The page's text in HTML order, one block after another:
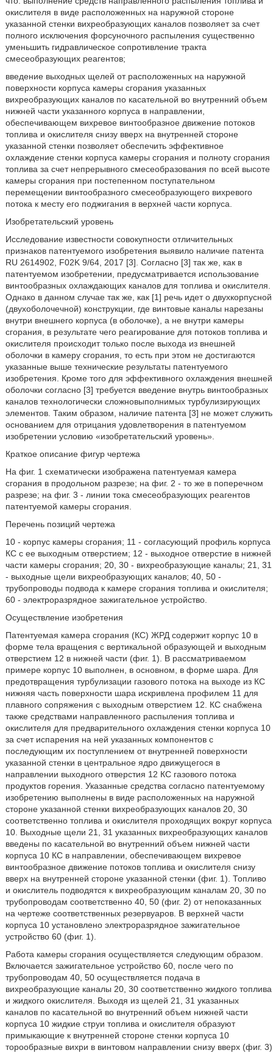
окислителя в виде расположенных на наружной стороне
указанной стенки вихреобразующих каналов позволяет за счет
полного исключения форсуночного распыления существенно
уменьшить гидравлическое сопротивление тракта
смесеобразующих реагентов;
введение выходных щелей от расположенных на наружной
поверхности корпуса камеры сгорания указанных
вихреобразующих каналов по касательной во внутренний объем
нижней части указанного корпуса в направлении,
обеспечивающем вихревое винтообразное движение потоков
топлива и окислителя снизу вверх на внутренней стороне
указанной стенки позволяет обеспечить эффективное
охлаждение стенки корпуса камеры сгорания и полноту сгорания
топлива за счет непрерывного смесеобразования по всей высоте
камеры сгорания при постепенном поступательном
перемещении винтообразного смесеобразующего вихревого
потока к месту его поджигания в верхней части корпуса.
Изобретательский уровень
Исследование известности совокупности отличительных
признаков патентуемого изобретения выявило наличие патента
RU 2614902, F02K 9/64, 2017 [3]. Согласно [3] так же, как в
патентуемом изобретении, предусматривается использование
винтообразных охлаждающих каналов для топлива и окислителя.
Однако в данном случае так же, как [1] речь идет о двухкорпусной
(двухоболочечной) конструкции, где винтовые каналы нарезаны
внутри внешнего корпуса (в оболочке), а не внутри камеры
сгорания, в результате чего реагирование для потоков топлива и
окислителя происходит только после выхода из внешней
оболочки в камеру сгорания, то есть при этом не достигаются
указанные выше технические результаты патентуемого
изобретения. Кроме того для эффективного охлаждения внешней
оболочки согласно [3] требуется введение внутрь винтообразных
каналов технологически сложновыполнимых турбулизирующих
элементов. Таким образом, наличие патента [3] не может служить
основанием для отрицания удовлетворения в патентуемом
изобретении условию «изобретательский уровень».
Краткое описание фигур чертежа
На фиг. 1 схематически изображена патентуемая камера
сгорания в продольном разрезе; на фиг. 2 - то же в поперечном
разрезе; на фиг. 3 - линии тока смесеобразующих реагентов
патентуемой камеры сгорания.
Перечень позиций чертежа
10 - корпус камеры сгорания; 11 - согласующий профиль корпуса
КС с ее выходным отверстием; 12 - выходное отверстие в нижней
части камеры сгорания; 20, 30 - вихреобразующие каналы; 21, 31
- выходные щели вихреобразующих каналов; 40, 50 -
трубопроводы подвода к камере сгорания топлива и окислителя;
60 - электроразрядное зажигательное устройство.
Осуществление изобретения
Патентуемая камера сгорания (КС) ЖРД содержит корпус 10 в
форме тела вращения с вертикальной образующей и выходным
отверстием 12 в нижней части (фиг. 1). В рассматриваемом
примере корпус 10 выполнен, в основном, в форме шара. Для
предотвращения турбулизации газового потока на выходе из КС
нижняя часть поверхности шара искривлена профилем 11 для
плавного сопряжения с выходным отверстием 12. КС снабжена
также средствами направленного распыления топлива и
окислителя для предварительного охлаждения стенки корпуса 10
за счет испарения на ней указанных компонентов с
последующим их поступлением от внутренней поверхности
указанной стенки в центральное ядро движущегося в
направлении выходного отверстия 12 КС газового потока
продуктов горения. Указанные средства согласно патентуемому
изобретению выполнены в виде расположенных на наружной
стороне указанной стенки вихреобразующих каналов 20, 30
соответственно топлива и окислителя проходящих вокруг корпуса
10. Выходные щели 21, 31 указанных вихреобразующих каналов
введены по касательной во внутренний объем нижней части
корпуса 10 КС в направлении, обеспечивающем вихревое
винтообразное движение потоков топлива и окислителя снизу
вверх на внутренней стороне указанной стенки (фиг. 1). Топливо
и окислитель подводятся к вихреобразующим каналам 20, 30 по
трубопроводам соответственно 40, 50 (фиг. 2) от непоказанных
на чертеже соответственных резервуаров. В верхней части
корпуса 10 установлено электроразрядное зажигательное
устройство 60 (фиг. 1).
Работа камеры сгорания осуществляется следующим образом.
Включается зажигательное устройство 60, после чего по
трубопроводам 40, 50 осуществляется подача в
вихреобразующие каналы 20, 30 соответственно жидкого топлива
и жидкого окислителя. Выходя из щелей 21, 31 указанных
каналов по касательной во внутренний объем нижней части
корпуса 10 жидкие струи топлива и окислителя образуют
примыкающие к внутренней стороне стенки корпуса 10
торообразные вихри в винтовом направлении снизу вверх (фиг. 3)